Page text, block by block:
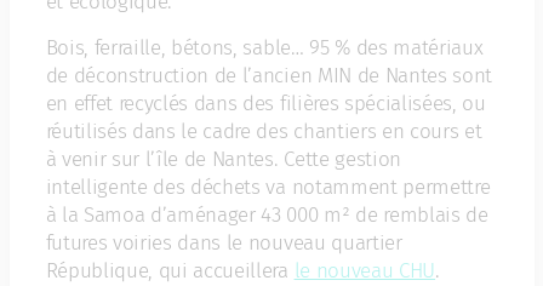
Bois, ferraille, bétons, sable… 95 % des matériaux
de déconstruction de l’ancien MIN de Nantes sont
en effet recyclés dans des filières spécialisées, ou
réutilisés dans le cadre des chantiers en cours et
à venir sur l’île de Nantes. Cette gestion
intelligente des déchets va notamment permettre
à la Samoa d’aménager 43 000 m² de remblais de
futures voiries dans le nouveau quartier
République, qui accueillera le nouveau CHU.